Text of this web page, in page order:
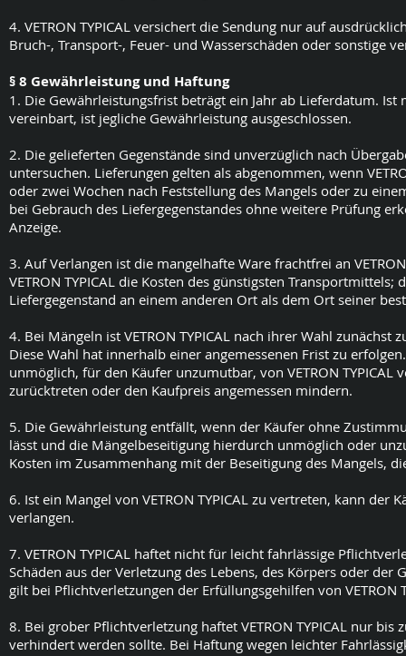
4. VETRON TYPICAL versichert die Sendung nur auf
Bruch-, Transport-, Feuer- und Wasserschäden oder sonstige
§ 8 Gewährleistung und Haftung
1. Die Gewährleistungsfrist beträgt ein Jahr ab Lieferdatum.
vereinbart, ist jegliche Gewährleistung ausgeschlossen.
2. Die gelieferten Gegenstände sind unverzüglich nach
untersuchen. Lieferungen gelten als abgenommen, wenn
oder zwei Wochen nach Feststellung des Mangels oder zu
bei Gebrauch des Liefergegenstandes ohne weitere Prüfung
Anzeige.
3. Auf Verlangen ist die mangelhafte Ware frachtfrei an
VETRON TYPICAL die Kosten des günstigsten
Liefergegenstand an einem anderen Ort als dem Ort seiner
4. Bei Mängeln ist VETRON TYPICAL nach ihrer Wahl
Diese Wahl hat innerhalb einer angemessenen Frist zu
unmöglich, für den Käufer unzumutbar, von VETRON
zurücktreten oder den Kaufpreis angemessen mindern.
5. Die Gewährleistung entfällt, wenn der Käufer ohne
lässt und die Mängelbeseitigung hierdurch unmöglich oder
Kosten im Zusammenhang mit der Beseitigung des Mangels,
6. Ist ein Mangel von VETRON TYPICAL zu vertreten, kann
verlangen.
7. VETRON TYPICAL haftet nicht für leicht fahrlässige
Schäden aus der Verletzung des Lebens, des Körpers oder
gilt bei Pflichtverletzungen der Erfüllungsgehilfen von VETRON
8. Bei grober Pflichtverletzung haftet VETRON TYPICAL nur
verhindert werden sollte. Bei Haftung wegen leichter